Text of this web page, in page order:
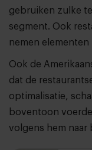
gebruiken zulke
segment. Ook
nemen elementen
Ook de
dat de
optimalisatie,
boventoon
volgens hem naar